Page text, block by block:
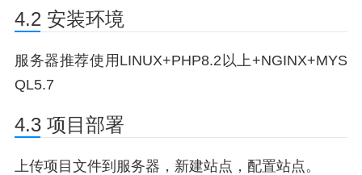
4.2 安装环境
服务器推荐使用LINUX+PHP8.2以上+NGINX+MYS
QL5.7
4.3 项目部署
上传项目文件到服务器，新建站点，配置站点。